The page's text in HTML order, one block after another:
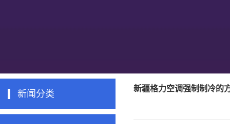
新闻分类
新疆格力空调强制制冷的